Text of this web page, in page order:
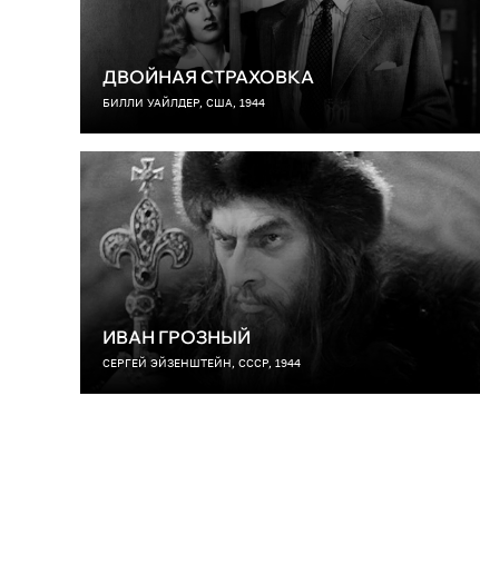
ДВОЙНАЯ СТРАХОВКА
БИЛЛИ УАЙЛДЕР, США, 1944
ИВАН ГРОЗНЫЙ
СЕРГЕЙ ЭЙЗЕНШТЕЙН, СССР, 1944